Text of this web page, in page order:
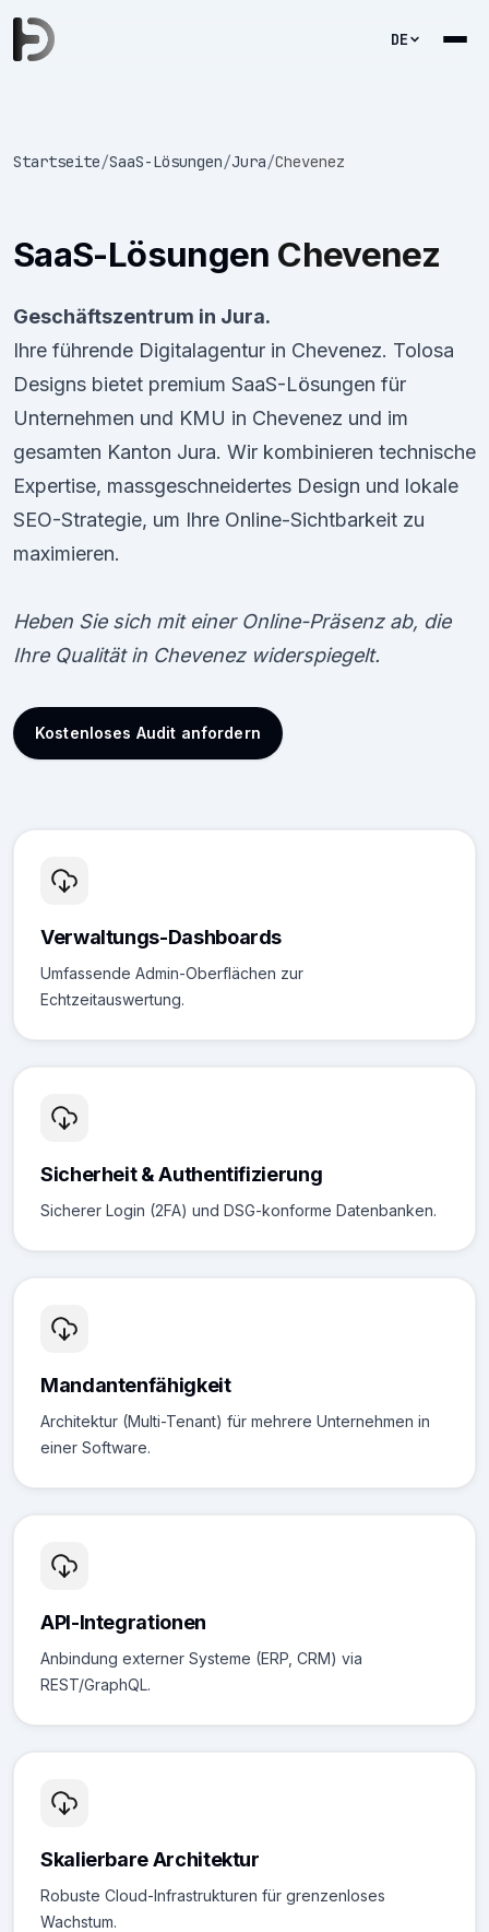
DE
Startseite/SaaS-Lösungen/Jura/Chevenez
SaaS-Lösungen Chevenez
Geschäftszentrum in Jura.
Ihre führende Digitalagentur in Chevenez. Tolosa
Designs bietet premium SaaS-Lösungen für
Unternehmen und KMU in Chevenez und im
gesamten Kanton Jura. Wir kombinieren technische
Expertise, massgeschneidertes Design und lokale
SEO-Strategie, um Ihre Online-Sichtbarkeit zu
maximieren.
Heben Sie sich mit einer Online-Präsenz ab, die
Ihre Qualität in Chevenez widerspiegelt.
Kostenloses Audit anfordern
Verwaltungs-Dashboards
Umfassende Admin-Oberflächen zur
Echtzeitauswertung.
Sicherheit & Authentifizierung
Sicherer Login (2FA) und DSG-konforme Datenbanken.
Mandantenfähigkeit
Architektur (Multi-Tenant) für mehrere Unternehmen in
einer Software.
API-Integrationen
Anbindung externer Systeme (ERP, CRM) via
REST/GraphQL.
Skalierbare Architektur
Robuste Cloud-Infrastrukturen für grenzenloses
Wachstum.